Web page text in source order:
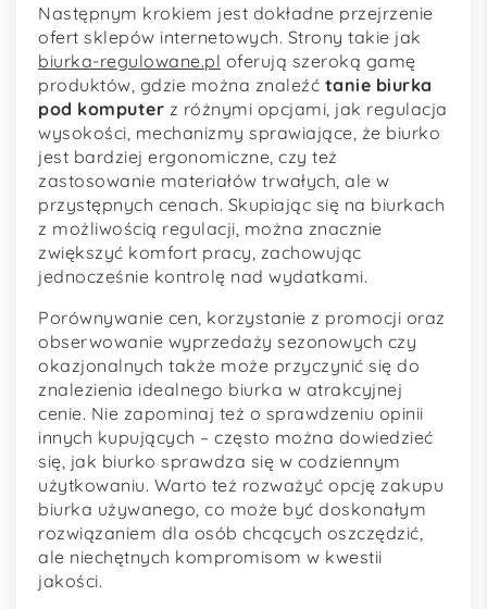
Następnym krokiem jest dokładne przejrzenie
ofert sklepów internetowych. Strony takie jak
biurka-regulowane.pl oferują szeroką gamę
produktów, gdzie można znaleźć tanie biurka
pod komputer z różnymi opcjami, jak regulacja
wysokości, mechanizmy sprawiające, że biurko
jest bardziej ergonomiczne, czy też
zastosowanie materiałów trwałych, ale w
przystępnych cenach. Skupiając się na biurkach
z możliwością regulacji, można znacznie
zwiększyć komfort pracy, zachowując
jednocześnie kontrolę nad wydatkami.
Porównywanie cen, korzystanie z promocji oraz
obserwowanie wyprzedaży sezonowych czy
okazjonalnych także może przyczynić się do
znalezienia idealnego biurka w atrakcyjnej
cenie. Nie zapominaj też o sprawdzeniu opinii
innych kupujących – często można dowiedzieć
się, jak biurko sprawdza się w codziennym
użytkowaniu. Warto też rozważyć opcję zakupu
biurka używanego, co może być doskonałym
rozwiązaniem dla osób chcących oszczędzić,
ale niechętnych kompromisom w kwestii
jakości.